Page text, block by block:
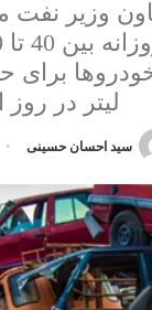
وزیر
لیتر در
سید احسان حسینی